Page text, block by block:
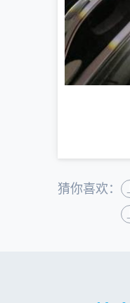
猜你喜欢：